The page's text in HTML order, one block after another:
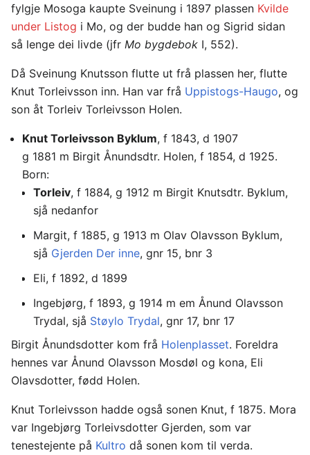
fylgje Mosoga kaupte Sveinung i 1897 plassen Kvilde
under Listog i Mo, og der budde han og Sigrid sidan
så lenge dei livde (jfr Mo bygdebok I, 552).
Då Sveinung Knutsson flutte ut frå plassen her, flutte
Knut Torleivsson inn. Han var frå Uppistogs-Haugo, og
son åt Torleiv Torleivsson Holen.
Knut Torleivsson Byklum, f 1843, d 1907
g 1881 m Birgit Ånundsdtr. Holen, f 1854, d 1925.
Born:
Torleiv, f 1884, g 1912 m Birgit Knutsdtr. Byklum,
sjå nedanfor
Margit, f 1885, g 1913 m Olav Olavsson Byklum,
sjå Gjerden Der inne, gnr 15, bnr 3
Eli, f 1892, d 1899
Ingebjørg, f 1893, g 1914 m em Ånund Olavsson
Trydal, sjå Støylo Trydal, gnr 17, bnr 17
Birgit Ånundsdotter kom frå Holenplasset. Foreldra
hennes var Ånund Olavsson Mosdøl og kona, Eli
Olavsdotter, fødd Holen.
Knut Torleivsson hadde også sonen Knut, f 1875. Mora
var Ingebjørg Torleivsdotter Gjerden, som var
tenestejente på Kultro då sonen kom til verda.